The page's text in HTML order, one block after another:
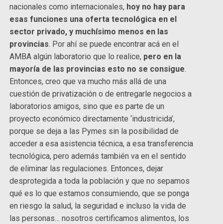
nacionales como internacionales, hoy no hay para
esas funciones una oferta tecnológica en el
sector privado, y muchísimo menos en las
provincias. Por ahí se puede encontrar acá en el
AMBA algún laboratorio que lo realice, pero en la
mayoría de las provincias esto no se consigue.
Entonces, creo que va mucho más allá de una
cuestión de privatización o de entregarle negocios a
laboratorios amigos, sino que es parte de un
proyecto económico directamente ‘industricida’,
porque se deja a las Pymes sin la posibilidad de
acceder a esa asistencia técnica, a esa transferencia
tecnológica, pero además también va en el sentido
de eliminar las regulaciones. Entonces, dejar
desprotegida a toda la población y que no sepamos
qué es lo que estamos consumiendo, que se ponga
en riesgo la salud, la seguridad e incluso la vida de
las personas… nosotros certificamos alimentos, los